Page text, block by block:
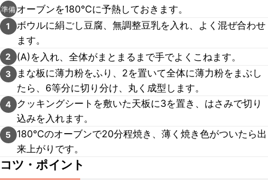
準備 オーブンを180℃に予熱しておきます。
1
ボウルに絹ごし豆腐、無調整豆乳を入れ、よく混ぜ合わせ
ます。
2 (A)を入れ、全体がまとまるまで手でよくこねます。
3
まな板に薄力粉をふり、2を置いて全体に薄力粉をまぶし
たら、6等分に切り分け、丸く成型します。
4
クッキングシートを敷いた天板に3を置き、はさみで切り
込みを入れます。
5
180℃のオーブンで20分程焼き、薄く焼き色がついたら出
来上がりです。
コツ・ポイント